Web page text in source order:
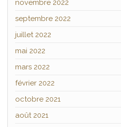
novembre 2022
septembre 2022
juillet 2022
mai 2022
mars 2022
février 2022
octobre 2021
août 2021